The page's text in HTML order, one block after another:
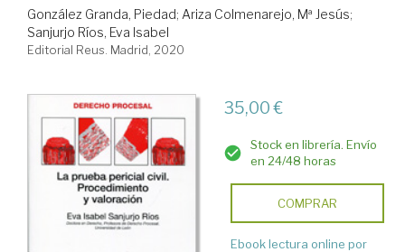
González Granda, Piedad; Ariza Colmenarejo, Mª Jesús;
Sanjurjo Ríos, Eva Isabel
Editorial Reus. Madrid, 2020
35,00 €
Stock en librería. Envío
en 24/48 horas
COMPRAR
Ebook lectura online por